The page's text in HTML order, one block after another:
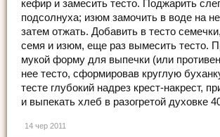
кефир и замесить тесто. Поджарить
подсолнуха; изюм замочить в воде на
затем отжать. Добавить в тесто
семя и изюм, еще раз вымесить тесто.
мукой форму для выпечки (или
нее тесто, сформировав круглую
тесте глубокий надрез крест-накрест,
и выпекать хлеб в разогретой духовке
14 чер 2011